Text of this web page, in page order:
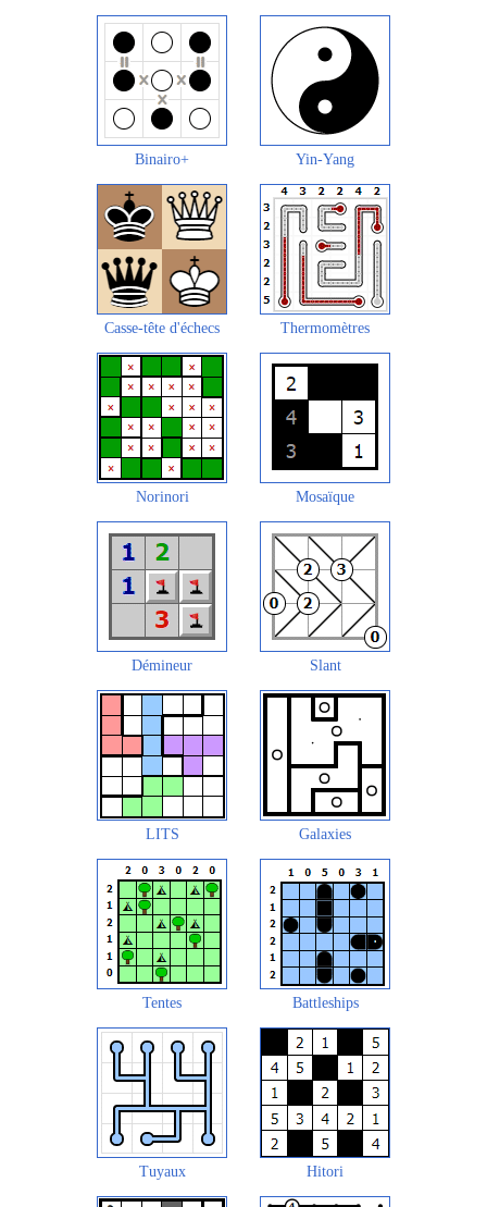
Binairo+ Yin-Yang
Casse-tête d'échecs Thermomètres
Norinori Mosaïque
Démineur Slant
LITS Galaxies
Tentes Battleships
Tuyaux Hitori